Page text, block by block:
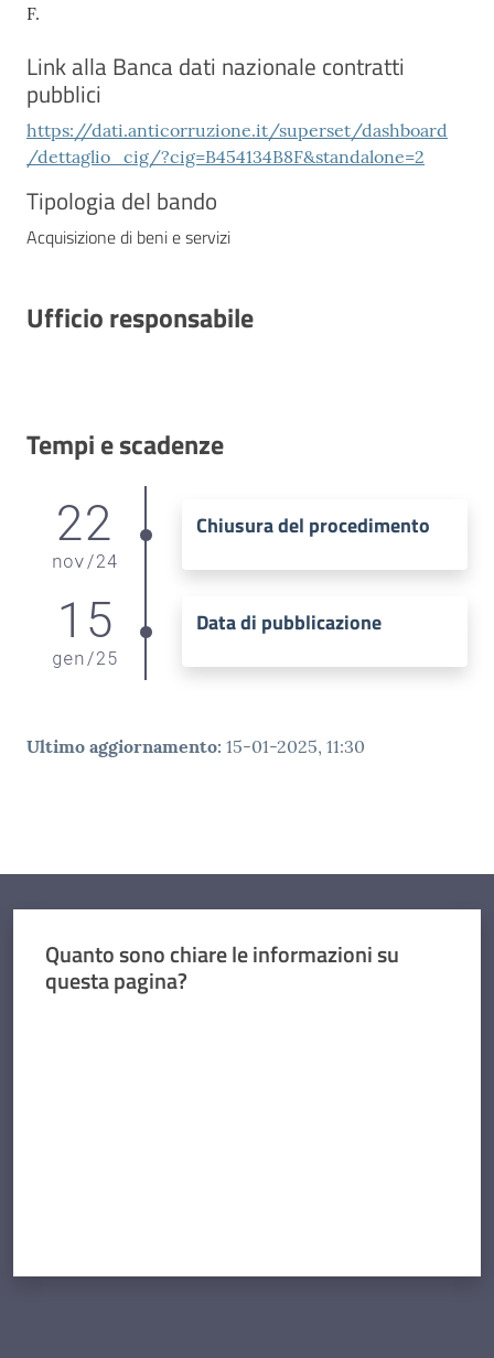
F.
Link alla Banca dati nazionale contratti
pubblici
https://dati.anticorruzione.it/superset/dashboard
/dettaglio_cig/?cig=B454134B8F&standalone=2
Tipologia del bando
Acquisizione di beni e servizi
Ufficio responsabile
Tempi e scadenze
22
nov/24
Chiusura del procedimento
15
gen/25
Data di pubblicazione
Ultimo aggiornamento: 15-01-2025, 11:30
Quanto sono chiare le informazioni su
questa pagina?